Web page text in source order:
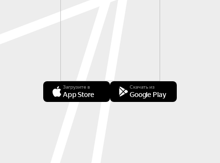
Загрузите в
App Store
Скачать из
Google Play